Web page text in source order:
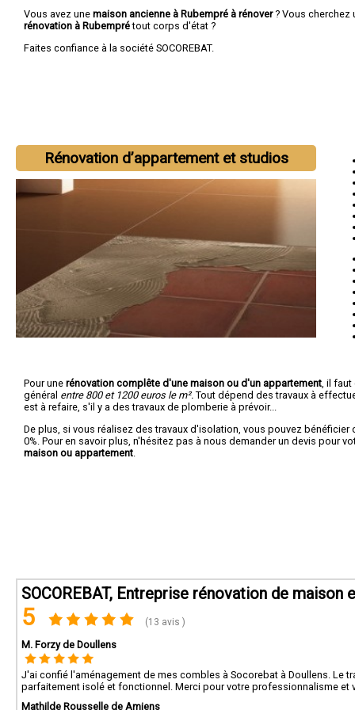
Vous avez une maison ancienne à Rubempré à rénover? Vous cherchez
rénovation à Rubemprétout corps d'état ?
Faites confiance à la société SOCOREBAT.
Rénovation d’appartement et studios
Pour une rénovation complête d'une maison ou d'un appartement , il
général entre 800 et 1200 euros le m². Tout dépend des travaux à
est à refaire, s'il y a des travaux de plomberie à prévoir...
De plus, si vous réalisez des travaux d'isolation, vous pouvez bénéficier
0%. Pour en savoir plus, n'hésitez pas à nous demander un devis pour
maison ou appartement
SOCOREBAT, Entreprise rénovation de
5 (13 avis )
M. Forzy de Doullens
J'ai confié l'aménagement de mes combles à Socorebat à Doullens. Le
parfaitement isolé et fonctionnel. Merci pour votre professionnalisme
Mathilde Rousselle de Amiens